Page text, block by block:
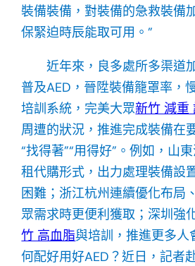
裝備裝備，對裝備的急救裝備
保緊迫時辰能取可用。”
近年來，良多處所多渠道
普及AED，晉陞裝備籠罩率，
培訓系統，完美大眾新竹 減重
周遭的狀況，推進完成裝備在
“找得著”“用得好”。例如，山
租代購形式，出力處理裝備設
困難；浙江杭州連續優化布局
眾需求時更便利獲取；深圳強
竹 高血脂與培訓，推進更多人
何配好用好AED？近日，記者